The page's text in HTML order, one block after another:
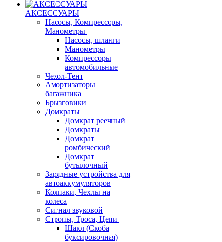
АКСЕССУАРЫ
Насосы, Компрессоры,
Манометры
Насосы, шланги
Манометры
Компрессоры
автомобильные
Чехол-Тент
Амортизаторы
багажника
Брызговики
Домкраты
Домкрат реечный
Домкраты
Домкрат
ромбический
Домкрат
бутылочный
Зарядные устройства для
автоаккумуляторов
Колпаки, Чехлы на
колеса
Сигнал звуковой
Стропы, Троса, Цепи
Шакл (Скоба
буксировочная)